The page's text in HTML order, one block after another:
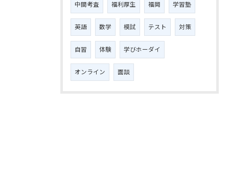
中間考査 福利厚生 福岡 学習塾
英語 数学 模試 テスト 対策
自習 体験 学びホーダイ
オンライン 面談